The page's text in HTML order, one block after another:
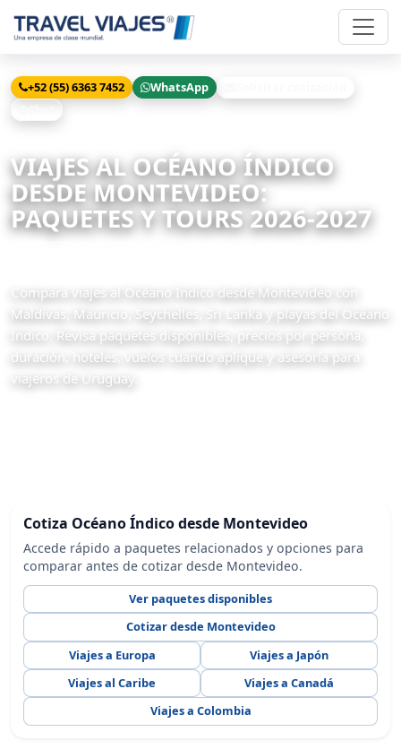
+52 (55) 6363 7452 WhatsApp
VIAJES AL OCÉANO ÍNDICO
DESDE MONTEVIDEO:
PAQUETES Y TOURS 2026-2027
Compara viajes al Océano Índico desde Montevideo con
Maldivas, Mauricio, Seychelles, Sri Lanka y playas del Océano
Índico. Revisa paquetes disponibles, precios por persona,
duración, hoteles, vuelos cuando aplique y asesoría para
viajeros de Uruguay.
Cotiza Océano Índico desde Montevideo
Accede rápido a paquetes relacionados y opciones para
comparar antes de cotizar desde Montevideo.
Ver paquetes disponibles
Cotizar desde Montevideo
Viajes a Europa
Viajes a Japón
Viajes al Caribe
Viajes a Canadá
Viajes a Colombia